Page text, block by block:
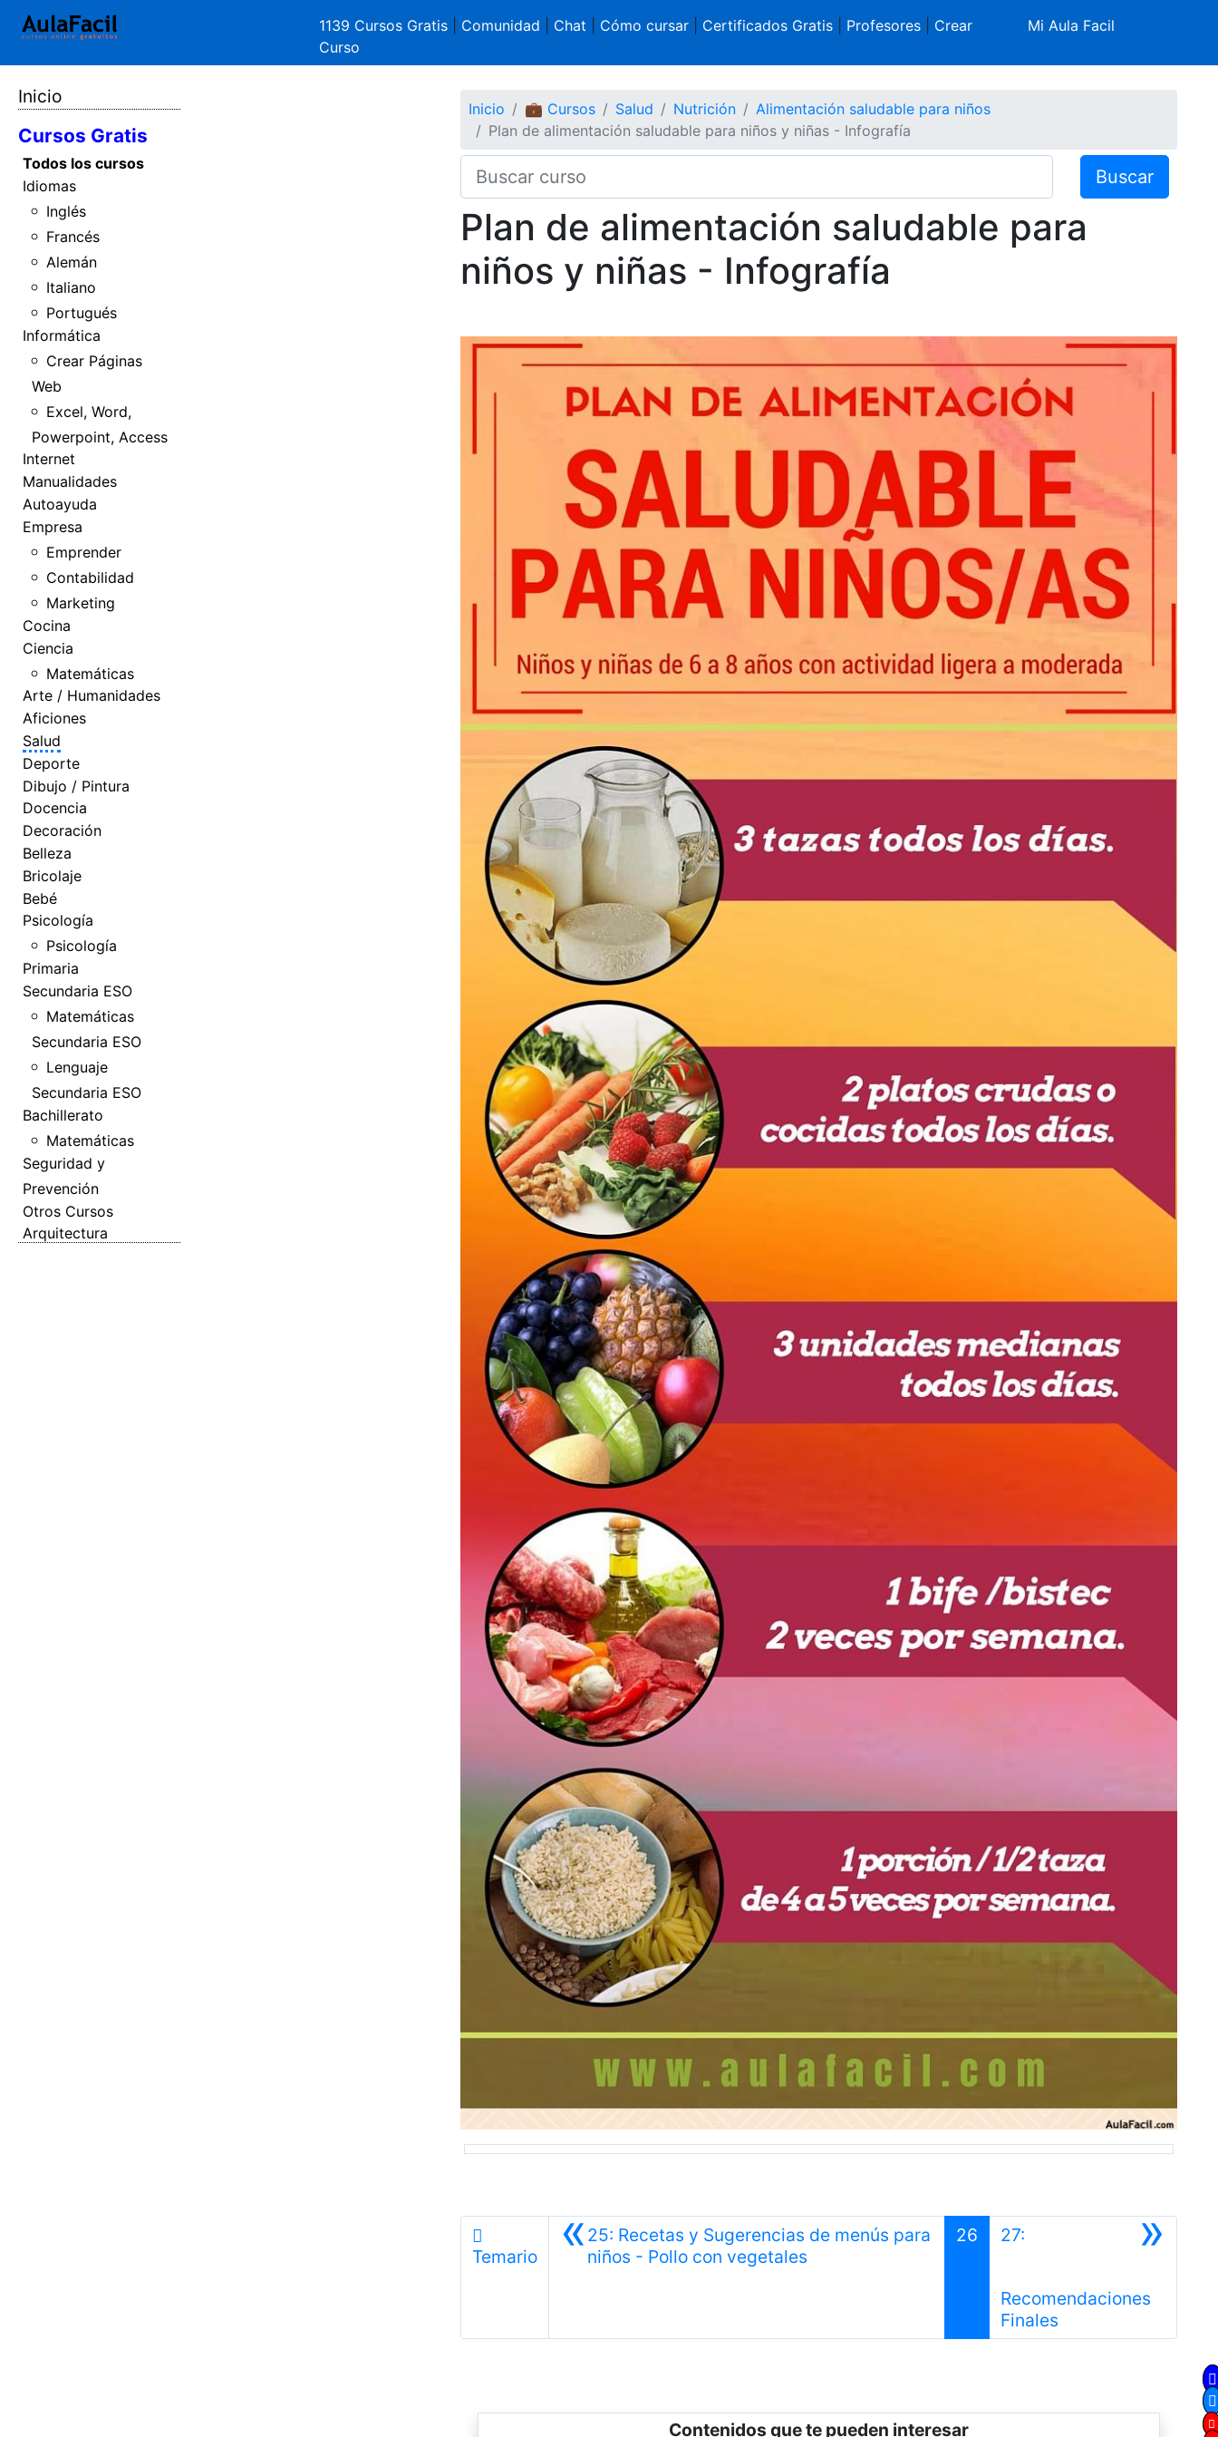
1139 Cursos Gratis Comunidad Chat Cómo cursar| Certificados Gratis| Profesores| Crear
Curso
Mi Aula Facil
Inicio
Cursos Gratis
Todos los cursos
Idiomas
Inglés
Francés
Alemán
Italiano
Portugués
Informática
Crear Páginas
Web
Excel, Word,
Powerpoint, Access
Internet
Manualidades
Autoayuda
Empresa
Emprender
Contabilidad
Marketing
Cocina
Ciencia
Matemáticas
Arte / Humanidades
Aficiones
Salud
Deporte
Dibujo / Pintura
Docencia
Decoración
Belleza
Bricolaje
Bebé
Psicología
Psicología
Primaria
Secundaria ESO
Matemáticas
Secundaria ESO
Lenguaje
Secundaria ESO
Bachillerato
Matemáticas
Seguridad y
Prevención
Otros Cursos
Arquitectura
Inicio 💼 Cursos Salud Nutrición
Alimentación saludable para niños
Plan de alimentación saludable para niños y niñas - Infografía
Buscar
Plan de alimentación saludable para
niños y niñas - Infografía
Temario «25: Recetas y Sugerencias de menús para
niños - Pollo con vegetalesAnterior
26 »
27:
Recomendaciones
Finales
Contenidos que te pueden interesar